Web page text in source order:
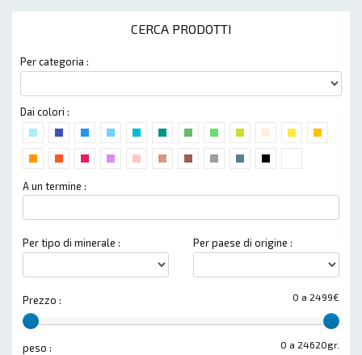
CERCA PRODOTTI
Per categoria :
Dai colori :
A un termine :
Per tipo di minerale : Per paese di origine :
0 a 2499€
Prezzo :
0 a 24620gr.
peso :